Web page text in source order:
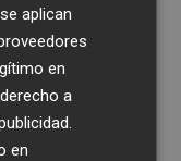
aplican
en
a
.
en